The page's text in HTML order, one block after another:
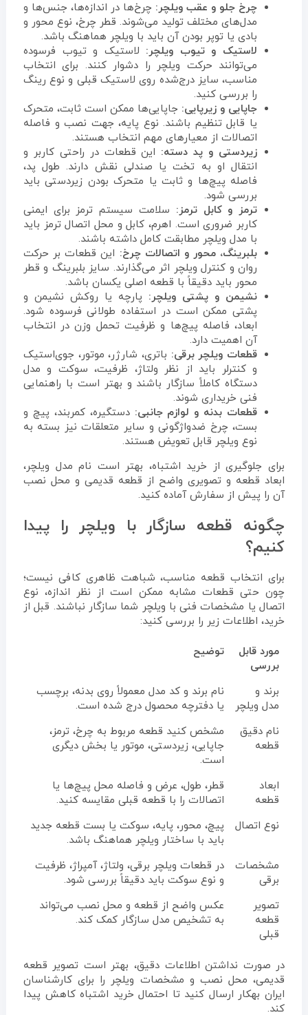
چرخ جلو و عقب ویلچر: چرخ‌ها در اندازه‌ها، جنس‌ها و
مدل‌های مختلف تولید می‌شوند. قطر چرخ، نوع محور و
بادی یا توپر بودن آن باید با ویلچر هماهنگ باشد.
لاستیک و تیوب ویلچر: لاستیک و تیوب فرسوده
می‌توانند حرکت ویلچر را دشوار کنند. برای انتخاب
مناسب، سایز درج‌شده روی لاستیک قبلی و نوع رینگ
را بررسی کنید.
جاپایی و زیرپایی: جاپایی‌ها ممکن است ثابت، متحرک
یا قابل تنظیم باشند. نوع پایه، جهت نصب و فاصله
اتصالات از معیارهای مهم انتخاب هستند.
زیردستی و پد دسته: این قطعات در راحتی کاربر و
انتقال او به تخت یا صندلی نقش دارند. طول پد،
فاصله پیچ‌ها و ثابت یا متحرک بودن زیردستی باید
بررسی شود.
ترمز و کابل ترمز: سلامت سیستم ترمز برای ایمنی
کاربر ضروری است. اهرم، کابل و محل اتصال ترمز باید
با مدل ویلچر مطابقت کامل داشته باشند.
بلبرینگ، محور و اتصالات چرخ: این قطعات بر حرکت
روان و کنترل ویلچر اثر می‌گذارند. سایز بلبرینگ و قطر
محور باید دقیقاً با قطعه اصلی یکسان باشد.
نشیمن و پشتی ویلچر: پارچه یا روکش نشیمن و
پشتی ممکن است در استفاده طولانی فرسوده شود.
ابعاد، فاصله پیچ‌ها و ظرفیت تحمل وزن در انتخاب
آن اهمیت دارد.
قطعات ویلچر برقی: باتری، شارژر، موتور، جوی‌استیک
و کنترلر باید از نظر ولتاژ، ظرفیت، سوکت و مدل
دستگاه کاملاً سازگار باشند و بهتر است با راهنمایی
فنی خریداری شوند.
قطعات بدنه و لوازم جانبی: دستگیره، کمربند، پیچ و
بست، چرخ ضدواژگونی و سایر متعلقات نیز بسته به
نوع ویلچر قابل تعویض هستند.
برای جلوگیری از خرید اشتباه، بهتر است نام مدل ویلچر،
ابعاد قطعه و تصویری واضح از قطعه قدیمی و محل نصب
آن را پیش از سفارش آماده کنید.
چگونه قطعه سازگار با ویلچر را پیدا
کنیم؟
برای انتخاب قطعه مناسب، شباهت ظاهری کافی نیست؛
چون حتی قطعات مشابه ممکن است از نظر اندازه، نوع
اتصال یا مشخصات فنی با ویلچر شما سازگار نباشند. قبل از
خرید، اطلاعات زیر را بررسی کنید:
مورد قابل
بررسی
توضیح
برند و
مدل ویلچر
نام برند و کد مدل معمولاً روی بدنه، برچسب
یا دفترچه محصول درج شده است.
نام دقیق
قطعه
مشخص کنید قطعه مربوط به چرخ، ترمز،
جاپایی، زیردستی، موتور یا بخش دیگری
است.
ابعاد
قطعه
قطر، طول، عرض و فاصله محل پیچ‌ها یا
اتصالات را با قطعه قبلی مقایسه کنید.
نوع اتصال
پیچ، محور، پایه، سوکت یا بست قطعه جدید
باید با ساختار ویلچر هماهنگ باشد.
مشخصات
برقی
در قطعات ویلچر برقی، ولتاژ، آمپراژ، ظرفیت
و نوع سوکت باید دقیقاً بررسی شود.
تصویر
قطعه
قبلی
عکس واضح از قطعه و محل نصب می‌تواند
به تشخیص مدل سازگار کمک کند.
در صورت نداشتن اطلاعات دقیق، بهتر است تصویر قطعه
قدیمی، محل نصب و مشخصات ویلچر را برای کارشناسان
ایران بهکار ارسال کنید تا احتمال خرید اشتباه کاهش پیدا
کند.